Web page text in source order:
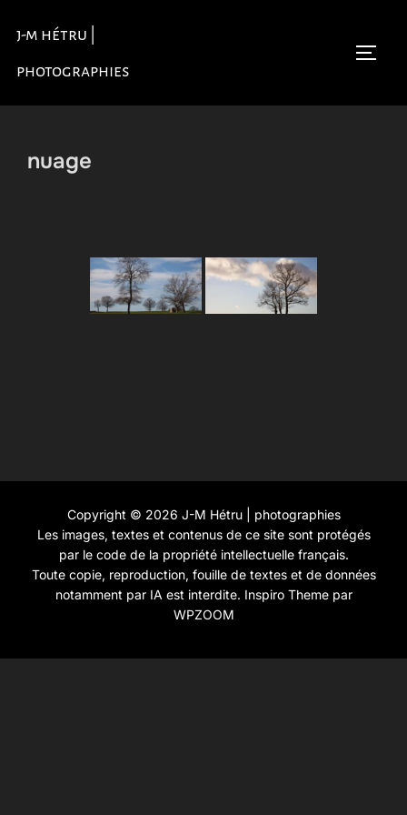
contenu
j-m hétru |
photographies
nuage
Copyright © 2026 J-M Hétru | photographies
Les images, textes et contenus de ce site sont protégés
par le code de la propriété intellectuelle français.
Toute copie, reproduction, fouille de textes et de données
notamment par IA est interdite. Inspiro Themepar
WPZOOM